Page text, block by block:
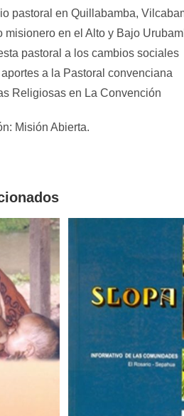
pastoral en Quillabamba,
misionero en el Alto y Bajo
pastoral a los cambios sociales
a la Pastoral convenciana
Religiosas en La Convención
Misión Abierta.